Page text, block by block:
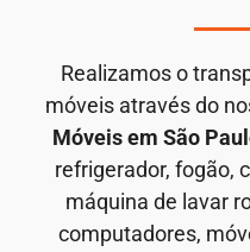
Realizamos o
móveis através do
Móveis em São
refrigerador, fogão,
máquina de lavar
computadores,